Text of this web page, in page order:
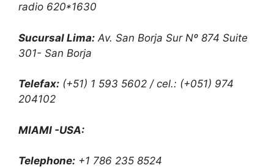
radio 620*1630
Sucursal Lima: Av. San Borja Sur Nº 874 Suite
301- San Borja
Telefax: (+51) 1 593 5602 / cel.: (+051) 974
204102
MIAMI -USA:
Telephone: +1 786 235 8524